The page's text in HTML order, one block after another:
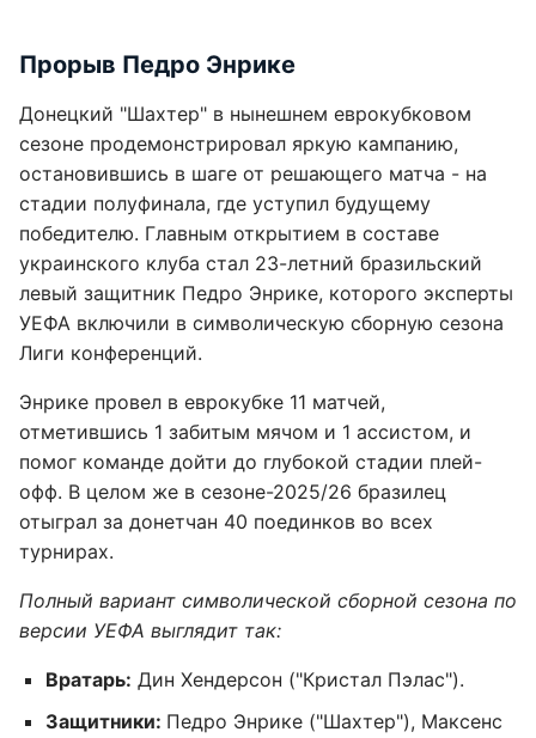
Прорыв Педро Энрике
Донецкий "Шахтер" в нынешнем еврокубковом
сезоне продемонстрировал яркую кампанию,
остановившись в шаге от решающего матча - на
стадии полуфинала, где уступил будущему
победителю. Главным открытием в составе
украинского клуба стал 23-летний бразильский
левый защитник Педро Энрике, которого эксперты
УЕФА включили в символическую сборную сезона
Лиги конференций.
Энрике провел в еврокубке 11 матчей,
отметившись 1 забитым мячом и 1 ассистом, и
помог команде дойти до глубокой стадии плей-
офф. В целом же в сезоне-2025/26 бразилец
отыграл за донетчан 40 поединков во всех
турнирах.
Полный вариант символической сборной сезона по
версии УЕФА выглядит так:
Вратарь: Дин Хендерсон ("Кристал Пэлас").
Защитники: Педро Энрике ("Шахтер"), Максенс